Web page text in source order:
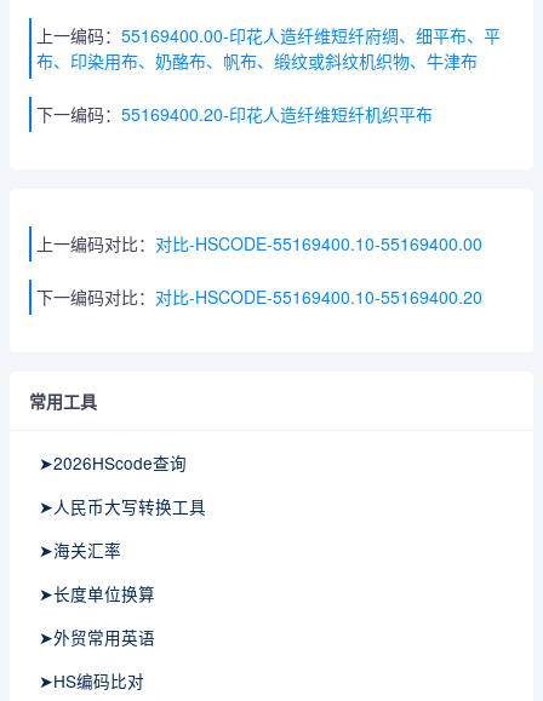
上一编码： 55169400.00-印花人造纤维短纤府绸、细平布、平
布、印染用布、奶酪布、帆布、缎纹或斜纹机织物、牛津布
下一编码： 55169400.20-印花人造纤维短纤机织平布
上一编码对比： 对比-HSCODE-55169400.10-55169400.00
下一编码对比： 对比-HSCODE-55169400.10-55169400.20
常用工具
➤2026HScode查询
➤人民币大写转换工具
➤海关汇率
➤长度单位换算
➤外贸常用英语
➤HS编码比对